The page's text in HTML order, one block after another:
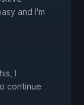
and I'm
I
continue